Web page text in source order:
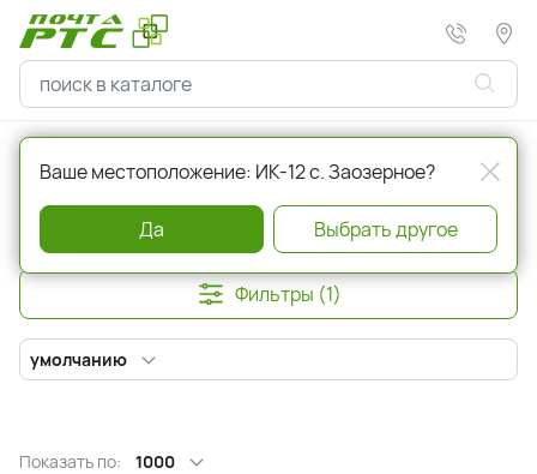
Главная Красота и здоровье Мыло
Мыло
Фильтры (1)
умолчанию
Показать по: 1000
Ваше местоположение: ИК-12 с. Заозерное?
Да Выбрать другое